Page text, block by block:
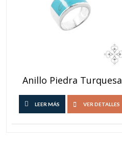
Anillo Piedra Turquesa
LEER MÁS VER DETALLES